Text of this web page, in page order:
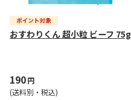
おすわりくん 超小粒 ビーフ 75g
190円
(送料別・税込)